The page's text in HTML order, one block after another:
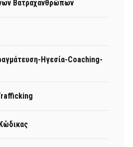
Βατραχανθρώπων
Ηγεσία-Coaching-